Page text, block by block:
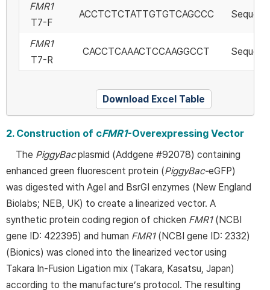
FMR1
T7-F
ACCTCTCTATTGTGTCAGCCC
FMR1
T7-R
CACCTCAAACTCCAAGGCCT
Download Excel Table
2. Construction of cFMR1-Overexpressing Vector
The PiggyBacplasmid (Addgene #92078) containing
enhanced green fluorescent protein (PiggyBac-eGFP)
was digested with AgeI and BsrGI enzymes (New England
Biolabs; NEB, UK) to create a linearized vector. A
synthetic protein coding region of chicken FMR1(NCBI
gene ID: 422395) and human FMR1(NCBI gene ID: 2332)
(Bionics) was cloned into the linearized vector using
Takara In-Fusion Ligation mix (Takara, Kasatsu, Japan)
according to the manufacture’s protocol. The resulting